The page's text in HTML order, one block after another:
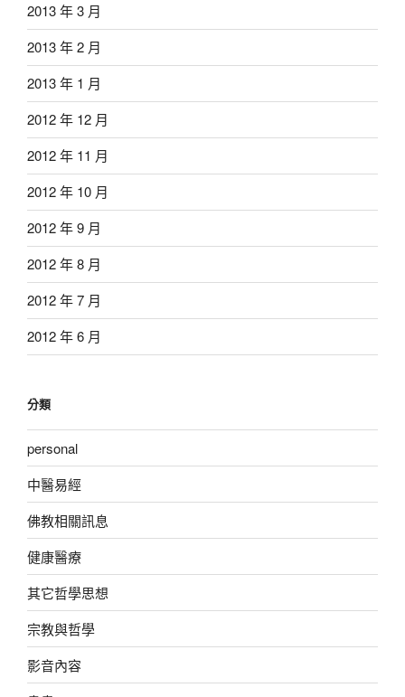
2013 年 3 月
2013 年 2 月
2013 年 1 月
2012 年 12 月
2012 年 11 月
2012 年 10 月
2012 年 9 月
2012 年 8 月
2012 年 7 月
2012 年 6 月
分類
personal
中醫易經
佛教相關訊息
健康醫療
其它哲學思想
宗教與哲學
影音內容